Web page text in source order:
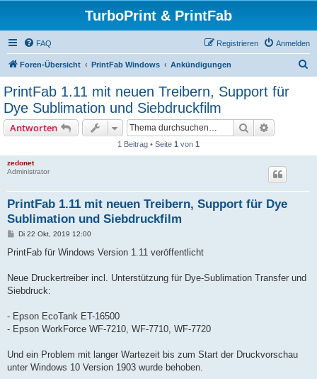
TurboPrint & PrintFab
FAQ Anmelden
Registrieren
Foren-Übersicht PrintFab Windows Ankündigungen
PrintFab 1.11 mit neuen Treibern, Support für
Dye Sublimation und Siebdruckfilm
Antworten Suche
1 Beitrag • Seite 1 von 1
zedonet
Administrator
PrintFab 1.11 mit neuen Treibern, Support für Dye
Sublimation und Siebdruckfilm
B
i
a
Di 22 Okt, 2019 12:00
PrintFab für Windows Version 1.11 veröffentlicht
Neue Druckertreiber incl. Unterstützung für Dye-Sublimation Transfer und
Siebdruck:
- Epson EcoTank ET-16500
- Epson WorkForce WF-7210, WF-7710, WF-7720
Und ein Problem mit langer Wartezeit bis zum Start der Druckvorschau
unter Windows 10 Version 1903 wurde behoben.